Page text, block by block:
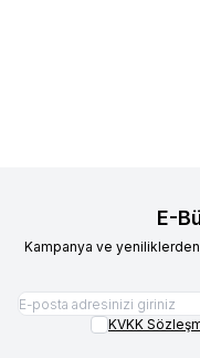
E-
Kampanya ve
KVKK